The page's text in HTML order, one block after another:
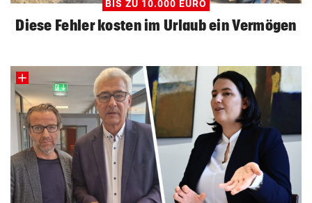
BIS ZU 10.000 EURO
Diese Fehler kosten im Urlaub ein Vermögen